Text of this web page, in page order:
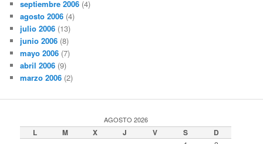
septiembre 2006 (4)
agosto 2006 (4)
julio 2006 (13)
junio 2006 (8)
mayo 2006 (7)
abril 2006 (9)
marzo 2006 (2)
AGOSTO 2026
L M X J V S D